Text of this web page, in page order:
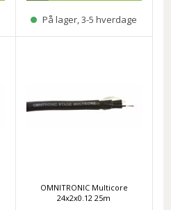
På lager, 3-5 hverdage
OMNITRONIC Multicore
24x2x0.12 25m